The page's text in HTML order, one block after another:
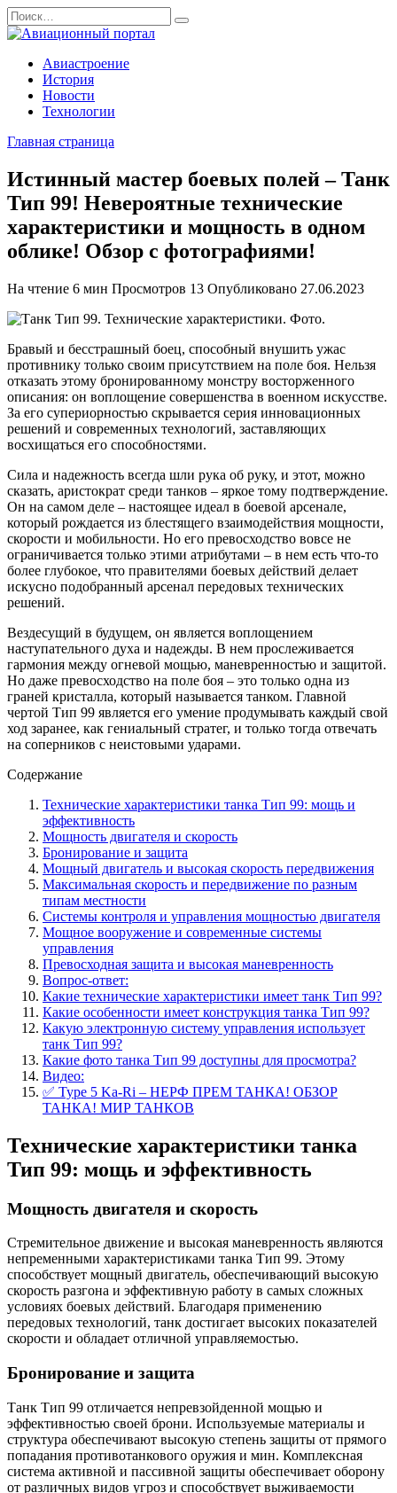
Перейти
к
содержанию
Search
for:
Авиастроение
История
Новости
Технологии
Главная страница
Истинный мастер боевых полей – Танк
Тип 99! Невероятные технические
характеристики и мощность в одном
облике! Обзор с фотографиями!
На чтение 6 мин Просмотров 13 Опубликовано 27.06.2023
Бравый и бесстрашный боец, способный внушить ужас
противнику только своим присутствием на поле боя. Нельзя
отказать этому бронированному монстру восторженного
описания: он воплощение совершенства в военном искусстве.
За его супериорностью скрывается серия инновационных
решений и современных технологий, заставляющих
восхищаться его способностями.
Сила и надежность всегда шли рука об руку, и этот, можно
сказать, аристократ среди танков – яркое тому подтверждение.
Он на самом деле – настоящее идеал в боевой арсенале,
который рождается из блестящего взаимодействия мощности,
скорости и мобильности. Но его превосходство вовсе не
ограничивается только этими атрибутами – в нем есть что-то
более глубокое, что правителями боевых действий делает
искусно подобранный арсенал передовых технических
решений.
Вездесущий в будущем, он является воплощением
наступательного духа и надежды. В нем прослеживается
гармония между огневой мощью, маневренностью и защитой.
Но даже превосходство на поле боя – это только одна из
граней кристалла, который называется танком. Главной
чертой Тип 99 является его умение продумывать каждый свой
ход заранее, как гениальный стратег, и только тогда отвечать
на соперников с неистовыми ударами.
Содержание
Технические характеристики танка Тип 99: мощь и
эффективность
Мощность двигателя и скорость
Бронирование и защита
Мощный двигатель и высокая скорость передвижения
Максимальная скорость и передвижение по разным
типам местности
Системы контроля и управления мощностью двигателя
Мощное вооружение и современные системы
управления
Превосходная защита и высокая маневренность
Вопрос-ответ:
Какие технические характеристики имеет танк Тип 99?
Какие особенности имеет конструкция танка Тип 99?
Какую электронную систему управления использует
танк Тип 99?
Какие фото танка Тип 99 доступны для просмотра?
Видео:
✅ Type 5 Ka-Ri – НЕРФ ПРЕМ ТАНКА! ОБЗОР
ТАНКА! МИР ТАНКОВ
Технические характеристики танка
Тип 99: мощь и эффективность
Мощность двигателя и скорость
Стремительное движение и высокая маневренность являются
непременными характеристиками танка Тип 99. Этому
способствует мощный двигатель, обеспечивающий высокую
скорость разгона и эффективную работу в самых сложных
условиях боевых действий. Благодаря применению
передовых технологий, танк достигает высоких показателей
скорости и обладает отличной управляемостью.
Бронирование и защита
Танк Тип 99 отличается непревзойденной мощью и
эффективностью своей брони. Используемые материалы и
структура обеспечивают высокую степень защиты от прямого
попадания противотанкового оружия и мин. Комплексная
система активной и пассивной защиты обеспечивает оборону
от различных видов угроз и способствует выживаемости